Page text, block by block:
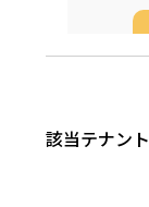
該当テナント